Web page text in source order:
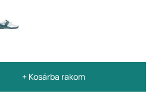
+ Kosárba rakom